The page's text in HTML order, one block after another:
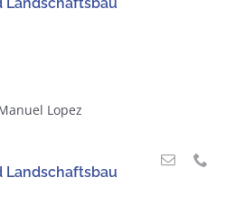
Landschaftsbau